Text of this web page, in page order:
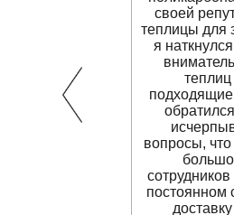
своей
теплицы для
я
вопросы,
постоянном